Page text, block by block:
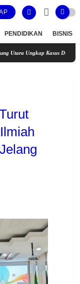
PENDIDIKAN BISNIS
KAPAN NIKAH